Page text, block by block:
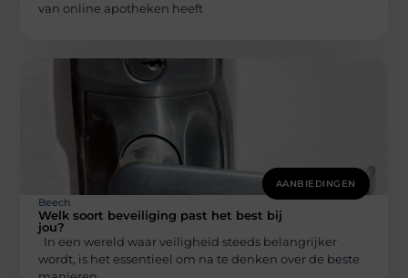
van online apotheken heeft
AANBIEDINGEN
Beech
Welk soort beveiliging past het best bij
jou?
In een wereld waar veiligheid steeds belangrijker
wordt, is het essentieel om na te denken over de beste